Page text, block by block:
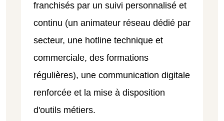
franchisés par un suivi personnalisé et
continu (un animateur réseau dédié par
secteur, une hotline technique et
commerciale, des formations
régulières), une communication digitale
renforcée et la mise à disposition
d'outils métiers.